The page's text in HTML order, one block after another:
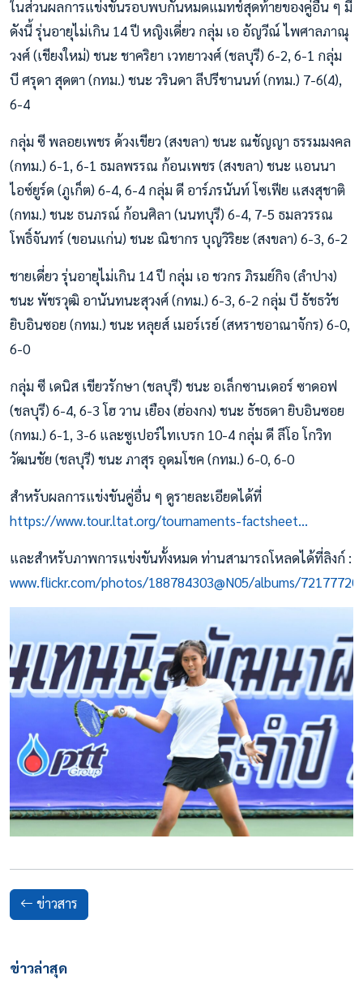
ในส่วนผลการแข่งขันรอบพบกันหมดแมทช์สุดท้ายของคู่อื่น ๆ มี
ดังนี้ รุ่นอายุไม่เกิน 14 ปี หญิงเดี่ยว กลุ่ม เอ อัญวีณ์ ไพศาลภาณุ
วงศ์ (เชียงใหม่) ชนะ ชาคริยา เวทยาวงศ์ (ชลบุรี) 6-2, 6-1 กลุ่ม
บี ศรุดา สุดตา (กทม.) ชนะ วรินดา ลีปรีชานนท์ (กทม.) 7-6(4),
6-4
กลุ่ม ซี พลอยเพชร ด้วงเขียว (สงขลา) ชนะ ณชัญญา ธรรมมงคล
(กทม.) 6-1, 6-1 ธมลพรรณ ก้อนเพชร (สงขลา) ชนะ แอนนา
ไอซ์ยูร์ด (ภูเก็ต) 6-4, 6-4 กลุ่ม ดี อาร์ภรนันท์ โซเฟีย แสงสุชาติ
(กทม.) ชนะ ธนภรณ์ ก้อนศิลา (นนทบุรี) 6-4, 7-5 ธมลวรรณ
โพธิ์จันทร์ (ขอนแก่น) ชนะ ณิชากร บุญวิริยะ (สงขลา) 6-3, 6-2
ชายเดี่ยว รุ่นอายุไม่เกิน 14 ปี กลุ่ม เอ ชวกร ภิรมย์กิจ (ลำปาง)
ชนะ พัชรวุฒิ อานันทนะสุวงศ์ (กทม.) 6-3, 6-2 กลุ่ม บี ธัชธวัช
ยิบอินซอย (กทม.) ชนะ หลุยส์ เมอร์เรย์ (สหราชอาณาจักร) 6-0,
6-0
กลุ่ม ซี เดนิส เขียวรักษา (ชลบุรี) ชนะ อเล็กซานเดอร์ ซาดอฟ
(ชลบุรี) 6-4, 6-3 โฮ วาน เยือง (ฮ่องกง) ชนะ ธัชธดา ยิบอินซอย
(กทม.) 6-1, 3-6 และซูเปอร์ไทเบรก 10-4 กลุ่ม ดี ลีโอ โกวิท
วัฒนชัย (ชลบุรี) ชนะ ภาสุร อุดมโชค (กทม.) 6-0, 6-0
สำหรับผลการแข่งขันคู่อื่น ๆ ดูรายละเอียดได้ที่
https://www.tour.ltat.org/tournaments-factsheet...
และสำหรับภาพการแข่งขันทั้งหมด ท่านสามารถโหลดได้ที่ลิงก์ :
www.flickr.com/photos/188784303@N05/albums/
ข่าวสาร
ข่าวล่าสุด